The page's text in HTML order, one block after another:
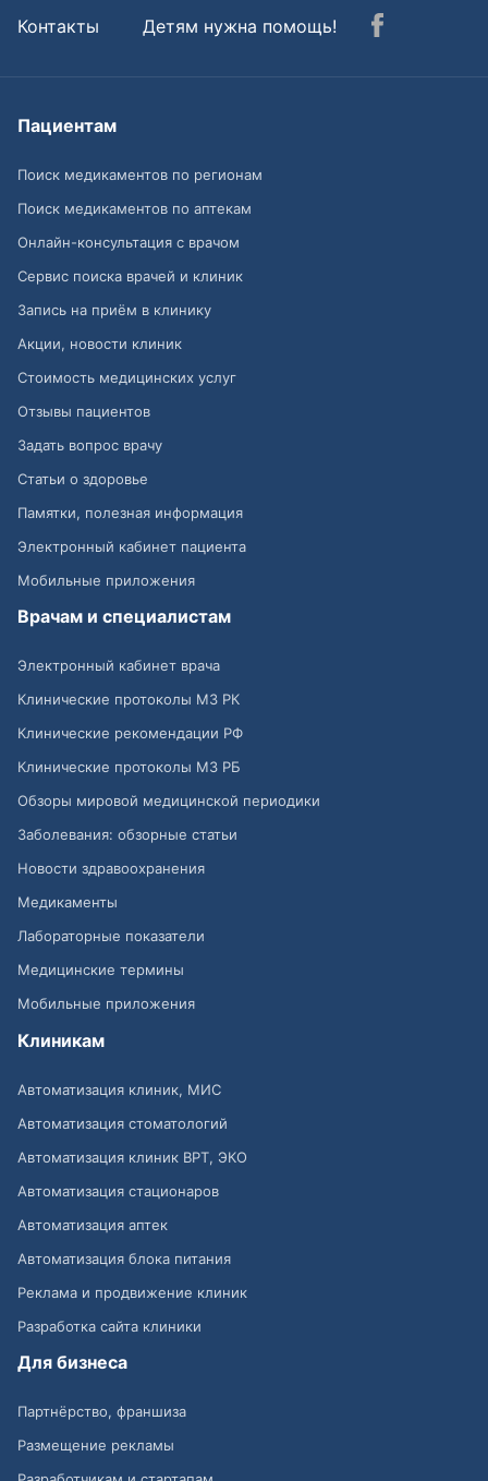
Контакты
Детям нужна помощь!
Пациентам
Поиск медикаментов по регионам
Поиск медикаментов по аптекам
Онлайн-консультация с врачом
Сервис поиска врачей и клиник
Запись на приём в клинику
Акции, новости клиник
Стоимость медицинских услуг
Отзывы пациентов
Задать вопрос врачу
Статьи о здоровье
Памятки, полезная информация
Электронный кабинет пациента
Мобильные приложения
Врачам и специалистам
Электронный кабинет врача
Клинические протоколы МЗ РК
Клинические рекомендации РФ
Клинические протоколы МЗ РБ
Обзоры мировой медицинской периодики
Заболевания: обзорные статьи
Новости здравоохранения
Медикаменты
Лабораторные показатели
Медицинские термины
Мобильные приложения
Клиникам
Автоматизация клиник, МИС
Автоматизация стоматологий
Автоматизация клиник ВРТ, ЭКО
Автоматизация стационаров
Автоматизация аптек
Автоматизация блока питания
Реклама и продвижение клиник
Разработка сайта клиники
Для бизнеса
Партнёрство, франшиза
Размещение рекламы